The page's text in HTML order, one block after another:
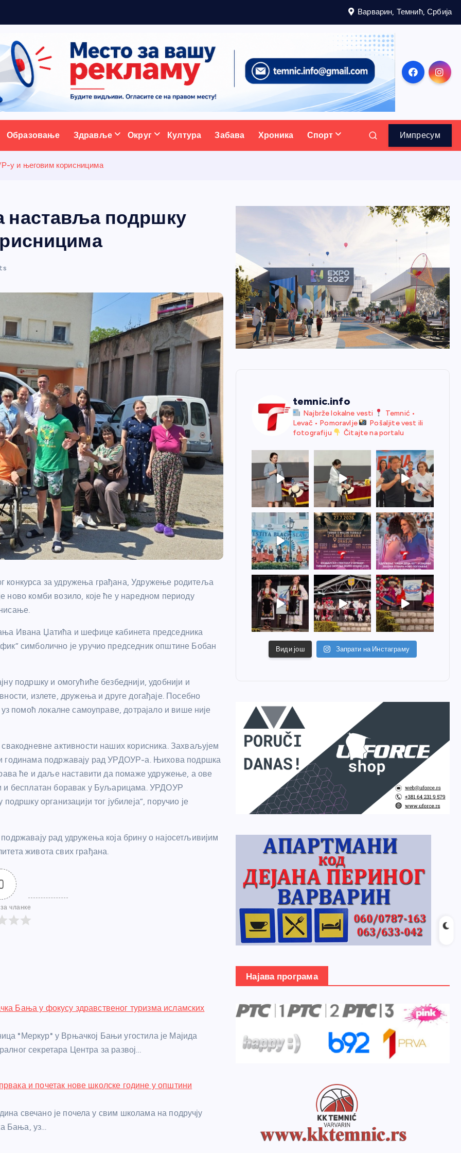
Варварин, Темнић, Србија
портал
Образовање Здравље Округ Култура Забава Хроника Спорт Импресум
у и његовим корисницима
подршку
конкурса за удружења грађана, Удружење родитеља
комби возило, које ће у наредном периоду
Ивана Џатића и шефице кабинета председника
симболично је уручио председник општине Бобан
подршку и омогућиће безбеднији, удобнији и
излете, дружења и друге догађаје. Посебно
помоћ локалне самоуправе, дотрајало и више није
активности наших корисника. Захваљујем
годинама подржавају рад УРДОУР-а. Њихова подршка
ће и даље наставити да помаже удружење, а ове
и бесплатан боравак у Буљарицама. УРДОУР
организацији тог јубилеја”, поручио је
рад удружења која брину о најосетљивијим
живота свих грађана.
чланке
Бања у фокусу здравственог туризма исламских
"Меркур" у Врњачкој Бањи угостила је Мајида
секретара Центра за развој…
и почетак нове школске године у општини
свечано је почела у свим школама на подручју
Бања, уз…
temnic.info
Najbrže lokalne vesti
Temnić •
Levač • Pomoravlje
Pošaljite vest ili
fotografiju
Čitajte na portalu
Види још Запрати на Инстаграму
Најава програма